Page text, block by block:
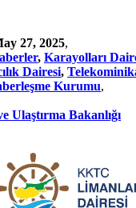
27, 2025,
, Karayolları
Dairesi,
Kurumu,
Ulaştırma Bakanlığı